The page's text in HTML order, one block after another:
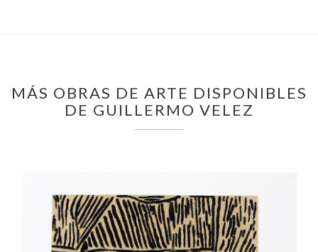
MÁS OBRAS DE ARTE DISPONIBLES
DE GUILLERMO VELEZ